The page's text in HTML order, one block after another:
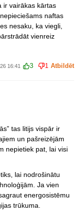
ir vairākas kārtas
naftas
nesaku, ka viegli,
vienreiz
16:41 3 1 Atbildēt
tas litijs vispār ir
un pašreizējām
nepietiek pat, lai visi
lai nodrošinātu
Ja vien
energosistēmu
trūkuma.